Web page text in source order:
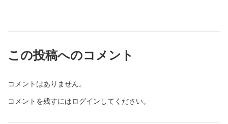
この投稿へのコメント
コメントはありません。
コメントを残すにはログインしてください。